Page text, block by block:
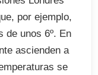
por ejemplo,
de unos 6º. En
ascienden a
se